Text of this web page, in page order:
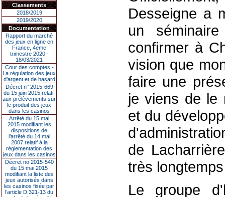
Classements
2018/2019
2019/2020
Documentation
Rapport du marché
des jeux en ligne en
France, 4eme
trimestre 2020 -
18/03/2021
Cour des comptes -
La régulation des jeux
d’argent et de hasard
Décret n° 2015-669
du 15 juin 2015 relatif
aux prélèvements sur
le produit des jeux
dans les casinos
Arrêté du 15 mai
2015 modifiant les
dispositions de
l’arrêté du 14 mai
2007 relatif à la
réglementation des
jeux dans les casinos
Décret no 2015-540
du 15 mai 2015
modifiant la liste des
jeux autorisés dans
les casinos fixée par
l’article D.321-13 du
Desseigne a
un
confirmer à
vision que
faire une
je viens de le
et du
de
très
Le groupe